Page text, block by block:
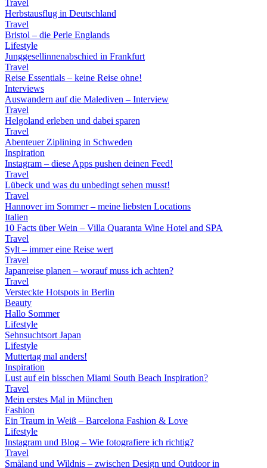
Travel
Herbstausflug in Deutschland
Travel
Bristol – die Perle Englands
Lifestyle
Junggesellinnenabschied in Frankfurt
Travel
Reise Essentials – keine Reise ohne!
Interviews
Auswandern auf die Malediven – Interview
Travel
Helgoland erleben und dabei sparen
Travel
Abenteuer Ziplining in Schweden
Inspiration
Instagram – diese Apps pushen deinen Feed!
Travel
Lübeck und was du unbedingt sehen musst!
Travel
Hannover im Sommer – meine liebsten Locations
Italien
10 Facts über Wein – Villa Quaranta Wine Hotel and SPA
Travel
Sylt – immer eine Reise wert
Travel
Japanreise planen – worauf muss ich achten?
Travel
Versteckte Hotspots in Berlin
Beauty
Hallo Sommer
Lifestyle
Sehnsuchtsort Japan
Lifestyle
Muttertag mal anders!
Inspiration
Lust auf ein bisschen Miami South Beach Inspiration?
Travel
Mein erstes Mal in München
Fashion
Ein Traum in Weiß – Barcelona Fashion & Love
Lifestyle
Instagram und Blog – Wie fotografiere ich richtig?
Travel
Småland und Wildnis – zwischen Design und Outdoor in